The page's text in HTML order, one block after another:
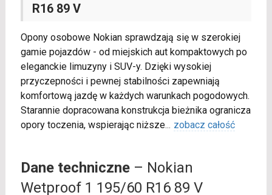
R16 89 V
Opony osobowe Nokian sprawdzają się w szerokiej
gamie pojazdów - od miejskich aut kompaktowych po
eleganckie limuzyny i SUV-y. Dzięki wysokiej
przyczepności i pewnej stabilności zapewniają
komfortową jazdę w każdych warunkach pogodowych.
Starannie dopracowana konstrukcja bieżnika ogranicza
opory toczenia, wspierając niższe... zobacz całość
Dane techniczne– Nokian
Wetproof 1 195/60 R16 89 V